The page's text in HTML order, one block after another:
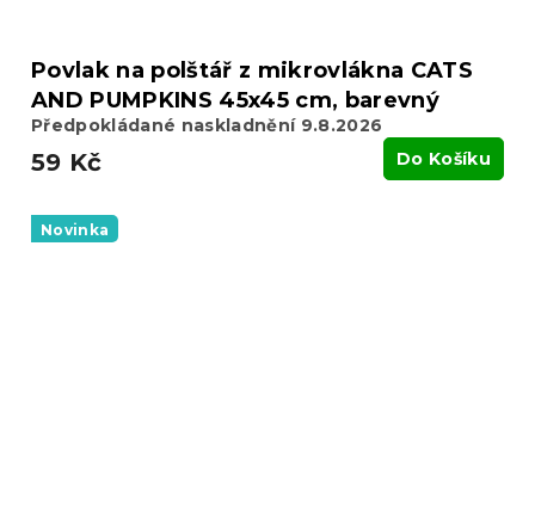
Povlak na polštář z mikrovlákna CATS
AND PUMPKINS 45x45 cm, barevný
Předpokládané naskladnění 9.8.2026
59 Kč Do Košíku
Novinka